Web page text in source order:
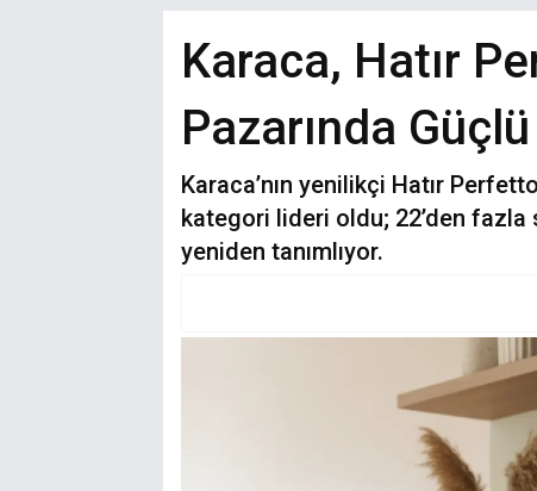
Karaca, Hatır
Pazarında
Karaca’nın yenilikçi Hatır
kategori lideri oldu; 22’den
yeniden tanımlıyor.